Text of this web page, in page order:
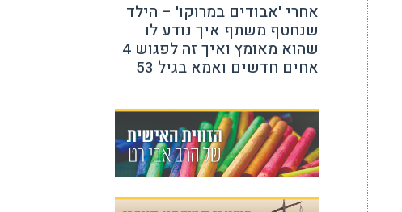
אחרי 'אבודים במרוקו' – הילד
שנחטף משתף איך נודע לו
שהוא מאומץ ואיך זה לפגוש 4
אחים חדשים ואמא בגיל 53